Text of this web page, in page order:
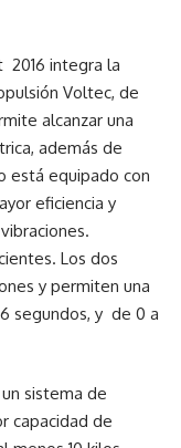
2016 integra la
Voltec, de
alcanzar una
además de
está equipado con
eficiencia y
Los dos
y permiten una
segundos, y de 0 a
sistema de
capacidad de